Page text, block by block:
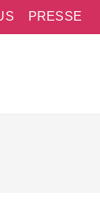
PRESSE